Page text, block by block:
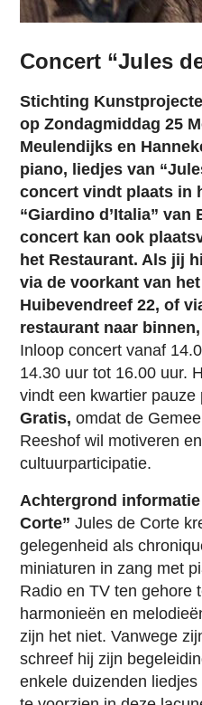
Concert “Jules
Stichting
op Zondagmiddag 25
Meulendijks en
piano, liedjes van
concert vindt plaats in
“Giardino d’Italia” van
concert kan ook
het Restaurant. Als jij
via de voorkant van
Huibevendreef 22, of
restaurant naar
Inloop concert vanaf
14.30 uur tot 16.00 uur.
vindt een kwartier
Gratis, omdat de
Reeshof wil motiveren
cultuurparticipatie.
Achtergrond
Corte” Jules de Corte
gelegenheid als
miniaturen in zang met
Radio en TV ten gehore
harmonieën en
zijn het niet. Vanwege
schreef hij zijn
enkele duizenden